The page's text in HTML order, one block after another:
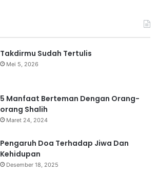
Takdirmu Sudah Tertulis
Mei 5, 2026
5 Manfaat Berteman Dengan Orang-
orang Shalih
Maret 24, 2024
Pengaruh Doa Terhadap Jiwa Dan
Kehidupan
Desember 18, 2025